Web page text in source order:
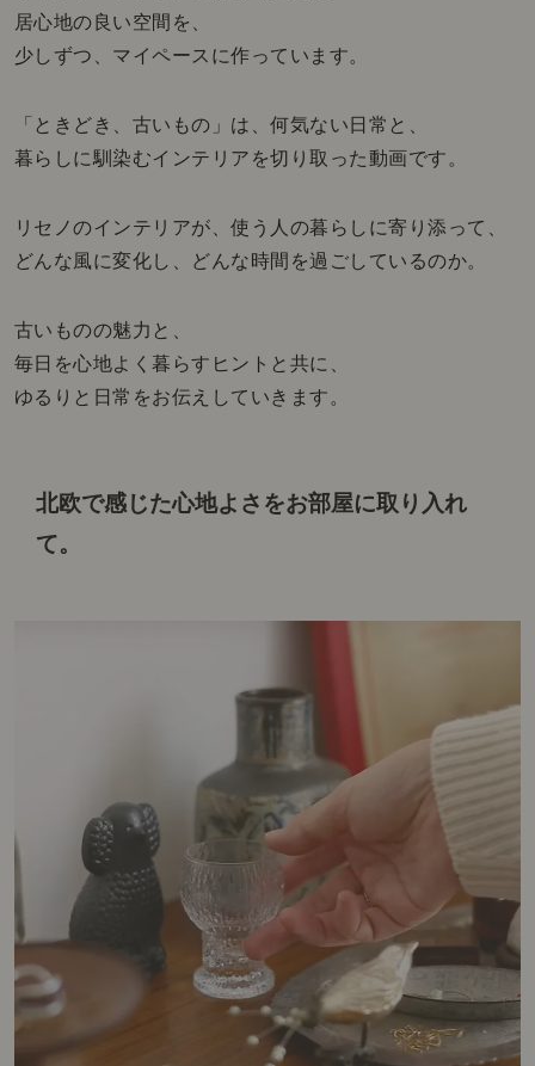
居心地の良い空間を、
少しずつ、マイペースに作っています。
「ときどき、古いもの」は、何気ない日常と、
暮らしに馴染むインテリアを切り取った動画です。
リセノのインテリアが、使う人の暮らしに寄り添って、
どんな風に変化し、どんな時間を過ごしているのか。
古いものの魅力と、
毎日を心地よく暮らすヒントと共に、
ゆるりと日常をお伝えしていきます。
北欧で感じた心地よさをお部屋に取り入れ
て。